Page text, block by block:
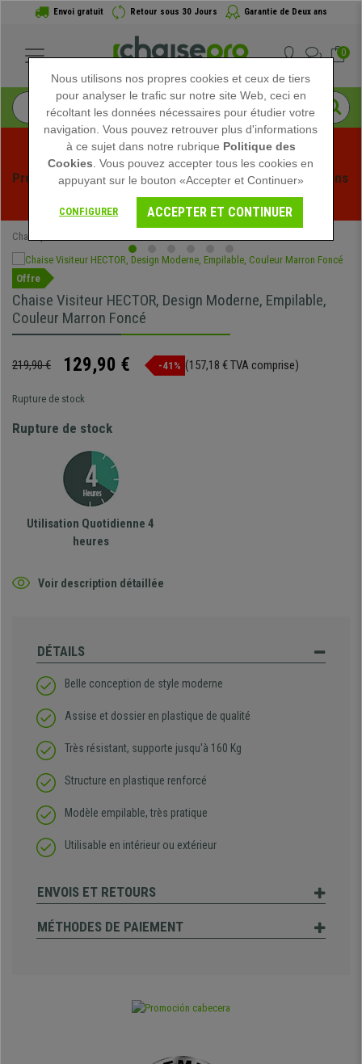
Envoi gratuit Retour sous 30 Jours Garantie de Deux ans
0
Profitez des soldes d'été chez Chaisepro ! Des réductions
exclusives pour une durée limitée - Voir l'offre
Chaisepro
Offre
Chaise Visiteur HECTOR, Design Moderne, Empilable,
Couleur Marron Foncé
219,90 € 129,90 € -41% (157,18 € TVA comprise)
Rupture de stock
Rupture de stock
Utilisation Quotidienne 4
heures
Voir description détaillée
DÉTAILS
Belle conception de style moderne
Assise et dossier en plastique de qualité
Très résistant, supporte jusqu'à 160 Kg
Structure en plastique renforcé
Modèle empilable, très pratique
Utilisable en intérieur ou extérieur
ENVOIS ET RETOURS
MÉTHODES DE PAIEMENT
Nous utilisons nos propres cookies et ceux de tiers
pour analyser le trafic sur notre site Web, ceci en
récoltant les données nécessaires pour étudier votre
navigation. Vous pouvez retrouver plus d'informations
à ce sujet dans notre rubrique Politique des
Cookies . Vous pouvez accepter tous les cookies en
appuyant sur le bouton «Accepter et Continuer»
CONFIGURER ACCEPTER ET CONTINUER